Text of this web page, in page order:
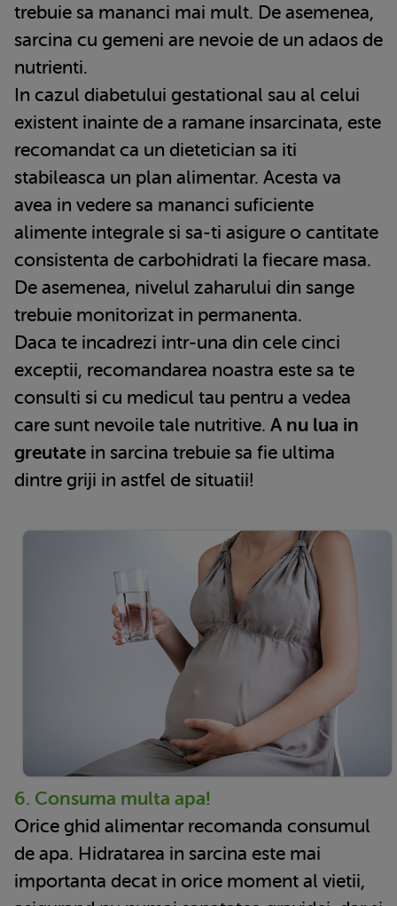
trebuie sa mananci mai mult. De asemenea,
sarcina cu gemeni are nevoie de un adaos de
nutrienti.
In cazul diabetului gestational sau al celui
existent inainte de a ramane insarcinata, este
recomandat ca un dietetician sa iti
stabileasca un plan alimentar. Acesta va
avea in vedere sa mananci suficiente
alimente integrale si sa-ti asigure o cantitate
consistenta de carbohidrati la fiecare masa.
De asemenea, nivelul zaharului din sange
trebuie monitorizat in permanenta.
Daca te incadrezi intr-una din cele cinci
exceptii, recomandarea noastra este sa te
consulti si cu medicul tau pentru a vedea
care sunt nevoile tale nutritive. A nu lua in
greutate in sarcina trebuie sa fie ultima
dintre griji in astfel de situatii!
6. Consuma multa apa!
Orice ghid alimentar recomanda consumul
de apa. Hidratarea in sarcina este mai
importanta decat in orice moment al vietii,